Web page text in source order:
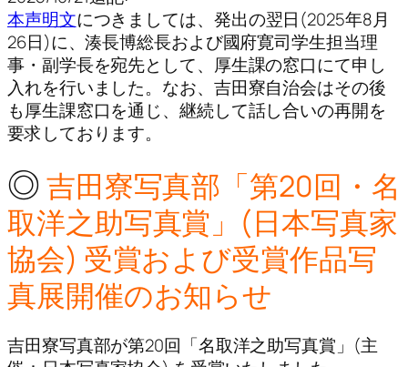
本声明文につきましては、発出の翌日(2025年8月
26日)に、湊長博総長および國府寛司学生担当理
事・副学長を宛先として、厚生課の窓口にて申し
入れを行いました。なお、吉田寮自治会はその後
も厚生課窓口を通じ、継続して話し合いの再開を
要求しております。
◎吉田寮写真部「第20回・名
取洋之助写真賞」(日本写真家
協会) 受賞および受賞作品写
真展開催のお知らせ
吉田寮写真部が第20回「名取洋之助写真賞」(主